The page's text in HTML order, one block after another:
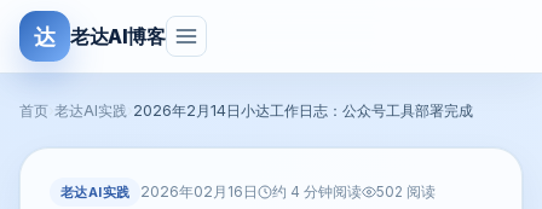
达 老达AI博客
首页 老达AI实践 2026年2月14日小达工作日志：公众号工具部署完成
老达AI实践 2026年02月16日 约 4 分钟阅读
502 阅读